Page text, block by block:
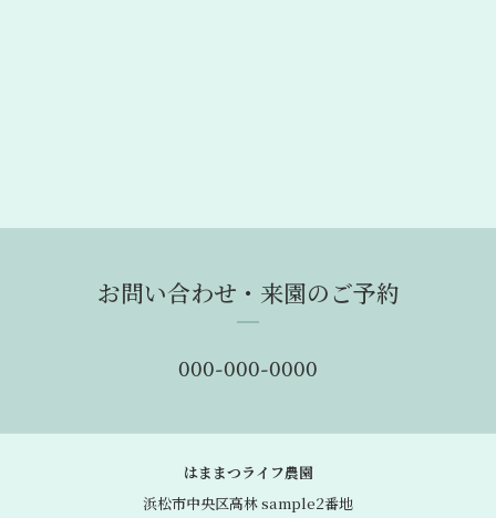
お問い合わせ・来園のご予約
000-000-0000
はままつライフ農園
浜松市中央区高林 sample2番地